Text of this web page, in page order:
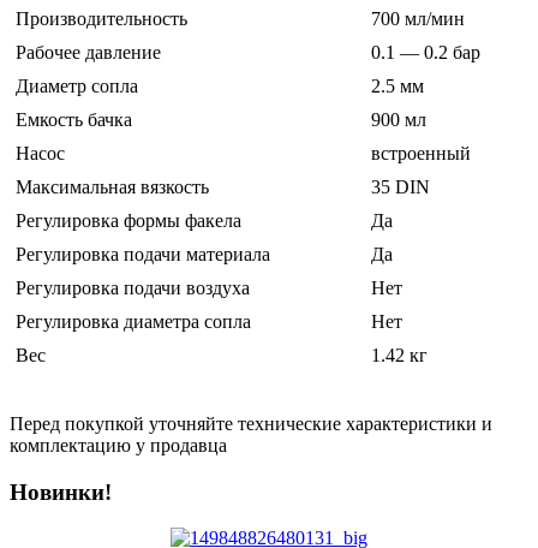
Производительность
700 мл/мин
Рабочее давление
0.1 — 0.2 бар
Диаметр сопла
2.5 мм
Емкость бачка
900 мл
Насос
встроенный
Максимальная вязкость
35 DIN
Регулировка формы факела
Да
Регулировка подачи материала
Да
Регулировка подачи воздуха
Нет
Регулировка диаметра сопла
Нет
Вес
1.42 кг
Перед покупкой уточняйте технические характеристики и
комплектацию у продавца
Новинки!